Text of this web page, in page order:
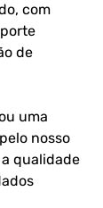
com
de
uma
nosso
qualidade